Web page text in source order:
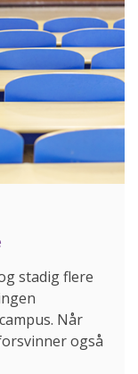
stadig flere
Når
også